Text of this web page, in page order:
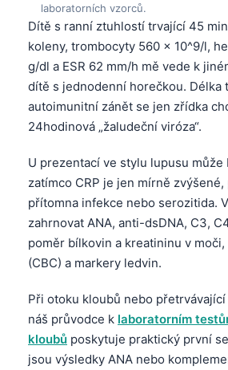
laboratorních vzorců.
Dítě s ranní ztuhlostí trvající 45
koleny, trombocyty 560 × 10^9/l,
g/dl a ESR 62 mm/h mě vede k
dítě s jednodenní horečkou. Délka
autoimunitní zánět se jen zřídka
24hodinová „žaludeční viróza“.
U prezentací ve stylu lupusu může
zatímco CRP je jen mírně
přítomna infekce nebo serozitida.
zahrnovat ANA, anti-dsDNA, C3,
poměr bílkovin a kreatininu v
(CBC) a markery ledvin.
Při otoku kloubů nebo
náš průvodce k laboratorním
kloubů poskytuje praktický první
jsou výsledky ANA nebo
العربية المغربية
Afrikaans
Монгол
Basa Jawa
Cebuano
ئۇيغۇرچە
Кыргызча
Беларуская мова
Esperanto
Frysk
Ślōnskŏ gŏdka
Norsk bokmål